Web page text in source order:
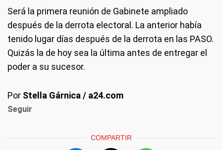
Será la primera reunión de Gabinete ampliado
después de la derrota electoral. La anterior había
tenido lugar días después de la derrota en las PASO.
Quizás la de hoy sea la última antes de entregar el
poder a su sucesor.
Por Stella Gárnica / a24.com
Seguir
COMPARTIR